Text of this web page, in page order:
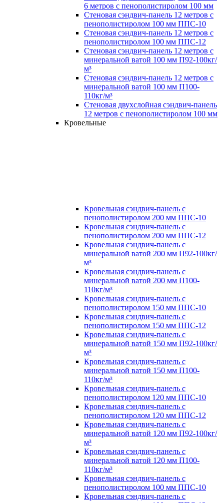
6 метров с пенополистиролом 100 мм
Стеновая сэндвич-панель 12 метров с
пенополистиролом 100 мм ППС-10
Стеновая сэндвич-панель 12 метров с
пенополистиролом 100 мм ППС-12
Стеновая сэндвич-панель 12 метров с
минеральной ватой 100 мм П92-100кг/
м³
Стеновая сэндвич-панель 12 метров с
минеральной ватой 100 мм П100-
110кг/м³
Стеновая двухслойная сэндвич-панель
12 метров с пенополистиролом 100 мм
Кровельные
Кровельная сэндвич-панель с
пенополистиролом 200 мм ППС-10
Кровельная сэндвич-панель с
пенополистиролом 200 мм ППС-12
Кровельная сэндвич-панель с
минеральной ватой 200 мм П92-100кг/
м³
Кровельная сэндвич-панель с
минеральной ватой 200 мм П100-
110кг/м³
Кровельная сэндвич-панель с
пенополистиролом 150 мм ППС-10
Кровельная сэндвич-панель с
пенополистиролом 150 мм ППС-12
Кровельная сэндвич-панель с
минеральной ватой 150 мм П92-100кг/
м³
Кровельная сэндвич-панель с
минеральной ватой 150 мм П100-
110кг/м³
Кровельная сэндвич-панель с
пенополистиролом 120 мм ППС-10
Кровельная сэндвич-панель с
пенополистиролом 120 мм ППС-12
Кровельная сэндвич-панель с
минеральной ватой 120 мм П92-100кг/
м³
Кровельная сэндвич-панель с
минеральной ватой 120 мм П100-
110кг/м³
Кровельная сэндвич-панель с
пенополистиролом 100 мм ППС-10
Кровельная сэндвич-панель с